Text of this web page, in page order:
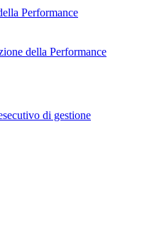
Performance
della Performance
di gestione